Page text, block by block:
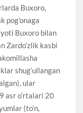
Buxoro,
pog’onaga
Buxoro bilan
Zardo’zlik kasbi
shug’ullangan
ular
asr o’rtalari 20
(to’n,